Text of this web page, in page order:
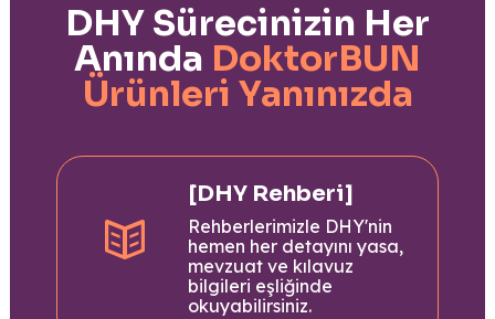
DHY Sürecinizin Her
Anında DoktorBUN
Ürünleri Yanınızda
[DHY Rehberi]
Rehberlerimizle DHY'nin
hemen her detayını yasa,
mevzuat ve kılavuz
bilgileri eşliğinde
okuyabilirsiniz.